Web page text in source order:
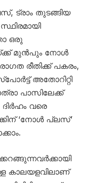
ട്രാം തുടങ്ങിയ
ഒരു
മുൻപും നോൾ
രീതിക്ക് പകരം,
അതോറിറ്റി
പാസിലേക്ക്
വരെ
‘നോൾ പ്ലസ്’
കാലയളവിലാണ്